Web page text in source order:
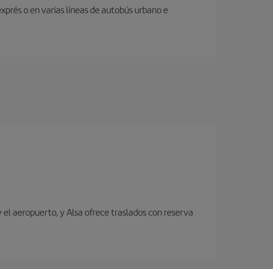
o en varias líneas de autobús urbano e
aeropuerto, y Alsa ofrece traslados con reserva